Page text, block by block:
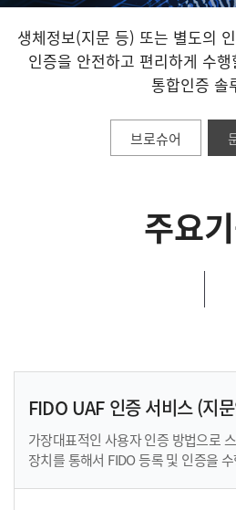
생체정보(지문 등) 또는 별도의
인증을 안전하고 편리하게 수
통합인증 솔
브로슈어
주요
FIDO UAF 인증 서비스 (지
가장대표적인 사용자 인증 방법으로
장치를 통해서 FIDO 등록 및 인증을 수